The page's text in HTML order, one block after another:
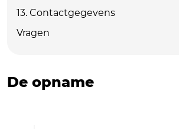
13. Contactgegevens
Vragen
De opname